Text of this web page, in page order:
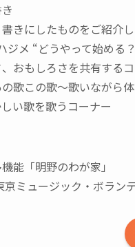
きにしたものをご紹介
メ “どうやって始める
おもしろさを共有する
歌この歌～歌いながら体
い歌を歌うコーナー
能「明野のわが家」
京ミュージック・ボラン